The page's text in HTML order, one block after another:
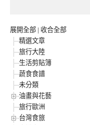
展開全部 | 收合全部
精選文章
旅行大陸
生活剪貼簿
蔬食食譜
未分類
油畫與花藝
旅行歐洲
台灣食旅